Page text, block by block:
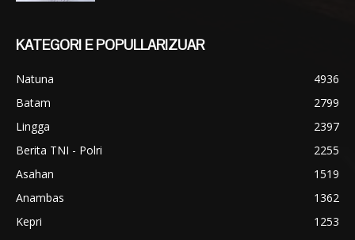
KATEGORI E POPULLARIZUAR
Natuna
4936
Batam
2799
Lingga
2397
Berita TNI - Polri
2255
Asahan
1519
Anambas
1362
Kepri
1253